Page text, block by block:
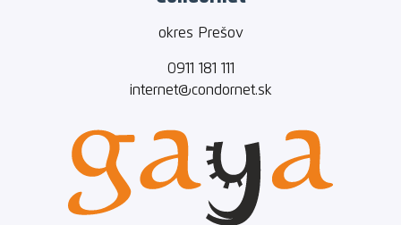
okres Prešov
0911 181 111
internet@condornet.sk